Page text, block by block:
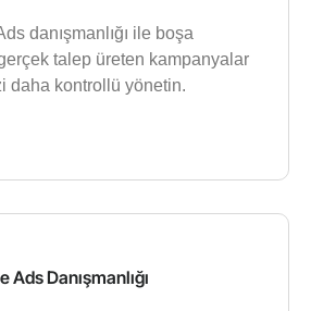
danışmanlığı ile boşa
talep üreten kampanyalar
daha kontrollü yönetin.
Ads Danışmanlığı